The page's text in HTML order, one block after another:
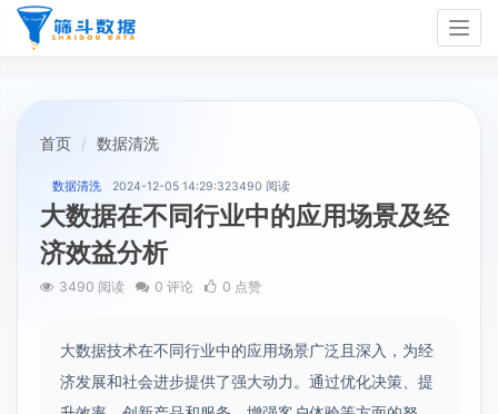
首页 数据清洗
数据清洗 2024-12-05 14:29:323490 阅读
大数据在不同行业中的应用场景及经
济效益分析
3490 阅读 0 评论 0 点赞
大数据技术在不同行业中的应用场景广泛且深入，为经
济发展和社会进步提供了强大动力。通过优化决策、提